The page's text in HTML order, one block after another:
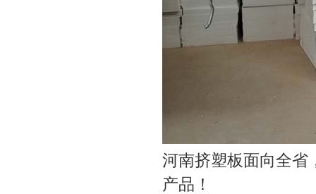
河南挤塑板面向全省
产品！